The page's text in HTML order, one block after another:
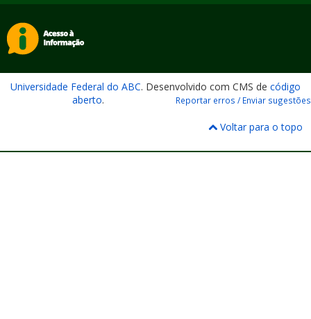
Universidade Federal do ABC. Desenvolvido com CMS de código
aberto. Reportar erros / Enviar sugestões
Voltar para o topo